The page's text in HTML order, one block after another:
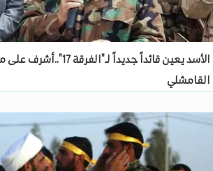
الأسد يعين قائداً جديداً
القامشلي